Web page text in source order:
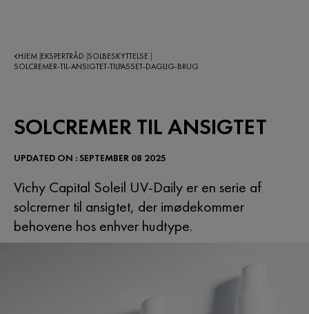
HJEM EKSPERTRÅD SOLBESKYTTELSE
SOLCREMER-TIL-ANSIGTET-TILPASSET-DAGLIG-BRUG
SOLCREMER TIL ANSIGTET
Vichy Capital Soleil UV-Daily er en serie af
solcremer til ansigtet, der imødekommer
behovene hos enhver hudtype.
UPDATED ON : SEPTEMBER 08 2025